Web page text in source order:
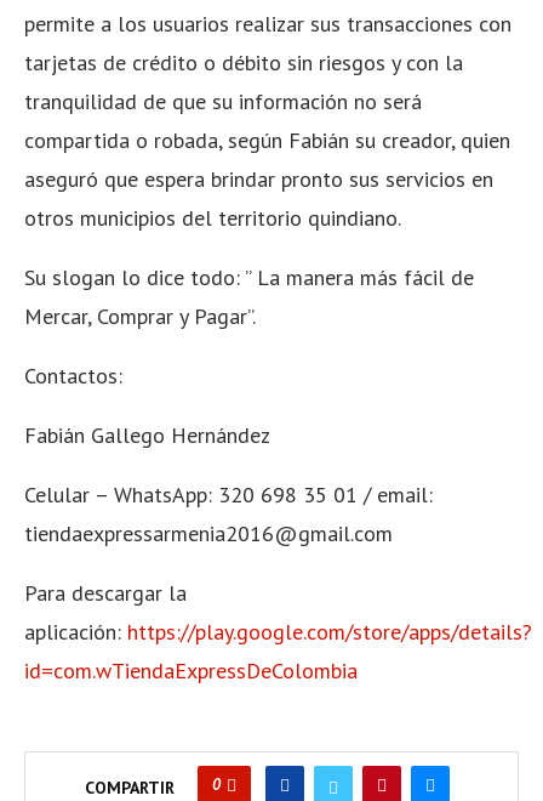
permite a los usuarios realizar sus transacciones con
tarjetas de crédito o débito sin riesgos y con la
tranquilidad de que su información no será
compartida o robada, según Fabián su creador, quien
aseguró que espera brindar pronto sus servicios en
otros municipios del territorio quindiano.
Su slogan lo dice todo: ” La manera más fácil de
Mercar, Comprar y Pagar”.
Contactos:
Fabián Gallego Hernández
Celular – WhatsApp: 320 698 35 01 / email:
tiendaexpressarmenia2016@gmail.com
Para descargar la
aplicación: https://play.google.com/store/apps/details?
id=com.wTiendaExpressDeColombia
COMPARTIR 0